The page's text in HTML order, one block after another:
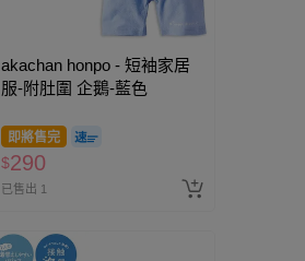
akachan honpo - 短袖家居
服-附肚圍 企鵝-藍色
即將售完
$290
已售出 1